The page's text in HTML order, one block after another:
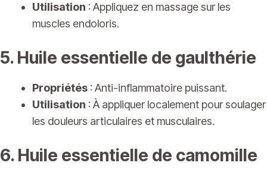
Utilisation : Appliquez en massage sur les
muscles endoloris.
5. Huile essentielle de gaulthérie
Propriétés : Anti-inflammatoire puissant.
Utilisation : À appliquer localement pour soulager
les douleurs articulaires et musculaires.
6. Huile essentielle de camomille